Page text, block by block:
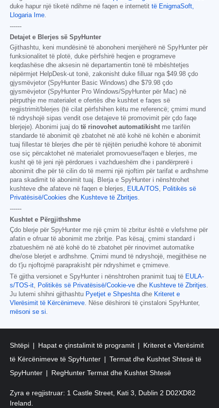
duke hapur një tiketë ndihme në faqen e internetit të EnigmaSoft,
Llogaria Ime.
------
Detajet e Blerjes së SpyHunter
Gjithashtu, keni mundësinë të abonoheni menjëherë në SpyHunter për
funksionalitet të plotë, duke përfshirë heqjen e programeve
keqdashëse dhe aksesin në departamentin tonë të mbështetjes
nëpërmjet HelpDesk-ut tonë, zakonisht duke filluar nga $49.98 çdo
gjysmëvjetor (SpyHunter Basic Windows) dhe $79.98 çdo
gjysmëvjetor (SpyHunter Pro Windows/SpyHunter për Mac) në
përputhje me materialet e ofertës dhe kushtet e faqes së
regjistrimit/blerjes (të cilat përfshihen këtu me referencë; çmimi mund
të ndryshojë sipas vendit ose detajeve të promovimit për çdo faqe
blerjeje). Abonimi juaj do të rinovohet automatikisht me tarifën
standarde të abonimit që zbatohet në atë kohë në kohën e abonimit
tuaj fillestar të blerjes dhe për të njëjtën periudhë kohore të abonimit
ose siç përcaktohet në materialet promovuese/faqen e blerjes, me
kusht që të jeni një përdorues i vazhdueshëm dhe i pandërprerë i
abonimit dhe për të cilin do të merrni një njoftim për tarifat e ardhshme
para skadimit të abonimit tuaj. Blerja e SpyHunter i nënshtrohet
kushteve dhe afateve në faqen e blerjes, EULA/TOS, Politikës së
Privatësisë/Cookies dhe Kushteve të Zbritjes.
------
Kushtet e Përgjithshme
Çdo blerje për SpyHunter me një çmim të zbritur është e vlefshme për
afatin e ofruar të abonimit me zbritje. Pas kësaj, çmimi standard i
zbatueshëm në atë kohë do të zbatohet për rinovimet automatike
dhe/ose blerjet e ardhshme. Çmimi mund të ndryshojë, megjithëse ne
do t'ju njoftojmë paraprakisht për ndryshimet e çmimeve.
Të gjitha versionet e SpyHunter i nënshtrohen pranimit tuaj të EULA-
s/TOS-it, Politikës së Privatësisë/Cookie-ve dhe Kushteve të Zbritjes.
Ju lutemi shihni gjithashtu Pyetjet e Shpeshtadhe Kriteret e
Vlerësimit të Kërcënimeve. Nëse dëshironi të çinstaloni SpyHunter,
mësoni se si.
Shtëpi Hapat e çinstalimit të programit
Kriteret e Vlerësimit
të Kërcënimeve të SpyHunter
Termat dhe Kushtet Shtesë të
SpyHunter
RegHunter Termat dhe Kushtet Shtesë
Zyra e regjistruar: 1 Castle Street, Kati 3, Dublin 2 D02XD82
Ireland.